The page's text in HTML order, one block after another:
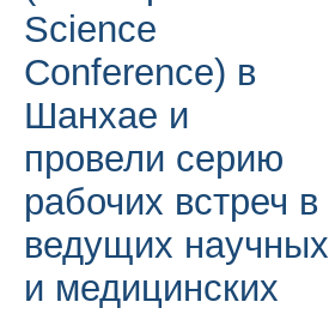
Science
Conference) в
Шанхае и
провели серию
рабочих встреч в
ведущих научных
и медицинских